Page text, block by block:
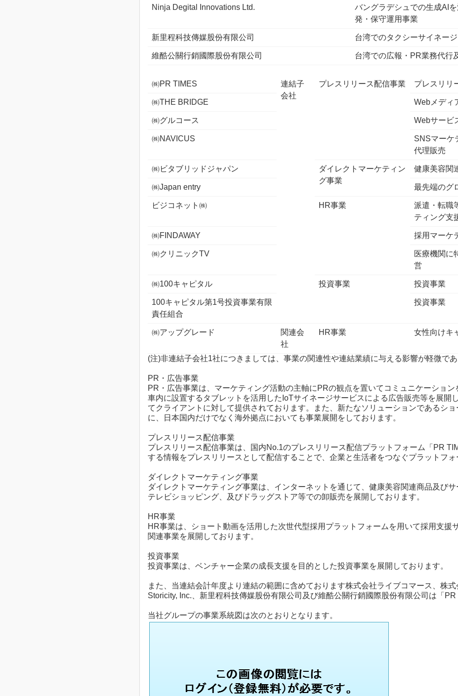
Ninja Degital Innovations Ltd.
バングラデシュでの生成AI
発・保守運用事業
新里程科技傳媒股份有限公司 台湾でのタクシーサイネー
維酷公關行銷國際股份有限公司 台湾での広報・PR業務代行
㈱PR TIMES
連結子
会社
プレスリリース配信事業 プレスリリ
㈱THE BRIDGE Webメディ
㈱グルコース Webサービ
㈱NAVICUS
SNSマーケ
代理販売
㈱ビタブリッドジャパン
ダイレクトマーケティン
グ事業
健康美容関
㈱Japan entry 最先端のグ
ビジコネット㈱ HR事業
派遣・転職
ティング支
㈱FINDAWAY 採用マーケ
㈱クリニックTV
医療機関に
営
㈱100キャピタル 投資事業 投資事業
100キャピタル第1号投資事業有限
責任組合
投資事業
㈱アップグレード
関連会
社
HR事業 女性向けキ
(注)非連結子会社1社につきましては、事業の関連性や連結業績に与える影響が軽微で
PR・広告事業
PR・広告事業は、マーケティング活動の主軸にPRの観点を置いてコミュニケーショ
車内に設置するタブレットを活用したIoTサイネージサービスによる広告販売等を展開
てクライアントに対して提供されております。また、新たなソリューションであるシ
に、日本国内だけでなく海外拠点においても事業展開をしております。
プレスリリース配信事業
プレスリリース配信事業は、国内No.1のプレスリリース配信プラットフォーム「PR
する情報をプレスリリースとして配信することで、企業と生活者をつなぐプラットフォ
ダイレクトマーケティング事業
ダイレクトマーケティング事業は、インターネットを通じて、健康美容関連商品及び
テレビショッピング、及びドラッグストア等での卸販売を展開しております。
HR事業
HR事業は、ショート動画を活用した次世代型採用プラットフォームを用いて採用支
関連事業を展開しております。
投資事業
投資事業は、ベンチャー企業の成長支援を目的とした投資事業を展開しております。
また、当連結会計年度より連結の範囲に含めております株式会社ライブコマース、株
Storicity, Inc.、新里程科技傳媒股份有限公司及び維酷公關行銷國際股份有限公司は「PR
当社グループの事業系統図は次のとおりとなります。